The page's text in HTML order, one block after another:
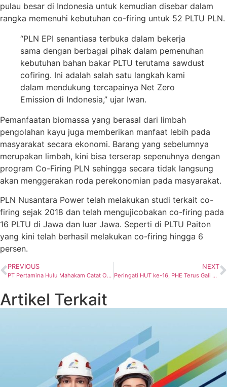
pulau besar di Indonesia untuk kemudian disebar dalam
rangka memenuhi kebutuhan co-firing untuk 52 PLTU PLN.
“PLN EPI senantiasa terbuka dalam bekerja
sama dengan berbagai pihak dalam pemenuhan
kebutuhan bahan bakar PLTU terutama sawdust
cofiring. Ini adalah salah satu langkah kami
dalam mendukung tercapainya Net Zero
Emission di Indonesia,” ujar Iwan.
Pemanfaatan biomassa yang berasal dari limbah
pengolahan kayu juga memberikan manfaat lebih pada
masyarakat secara ekonomi. Barang yang sebelumnya
merupakan limbah, kini bisa terserap sepenuhnya dengan
program Co-Firing PLN sehingga secara tidak langsung
akan menggerakan roda perekonomian pada masyarakat.
PLN Nusantara Power telah melakukan studi terkait co-
firing sejak 2018 dan telah mengujicobakan co-firing pada
16 PLTU di Jawa dan luar Jawa. Seperti di PLTU Paiton
yang kini telah berhasil melakukan co-firing hingga 6
persen.
PREVIOUS
PT Pertamina Hulu Mahakam Catat Optimasi Biaya Melalui Penerapan Inovasi Teknologi di Lapangan Peciko
NEXT
Peringati HUT ke-16, PHE Terus Gali Potensi dan Tingkatkan Keberlangsungan Perusahaan
Artikel Terkait